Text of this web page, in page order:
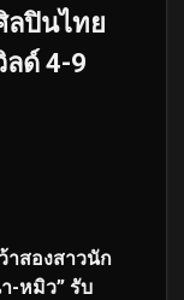
ลปินไทย
ลด์ 4-9
สองสาวนัก
-หมิว” รับ